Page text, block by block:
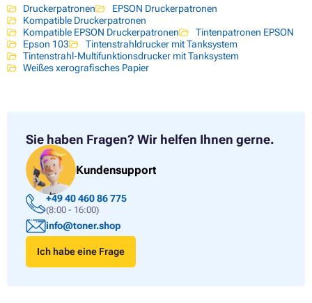
Druckerpatronen
EPSON Druckerpatronen
Kompatible Druckerpatronen
Kompatible EPSON Druckerpatronen
Tintenpatronen EPSON
Epson 103
Tintenstrahldrucker mit Tanksystem
Tintenstrahl-Multifunktionsdrucker mit Tanksystem
Weißes xerografisches Papier
Sie haben Fragen? Wir helfen Ihnen gerne.
Kundensupport
+49 40 460 86 775
(8:00 - 16:00)
info@toner.shop
Ich habe eine Frage